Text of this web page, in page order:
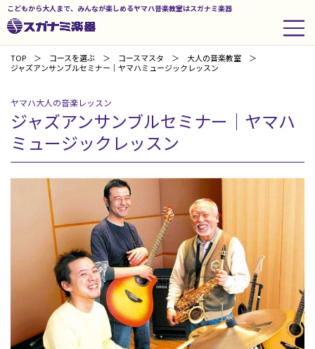
こどもから大人まで、みんなが楽しめるヤマハ音楽教室はスガナミ楽器
TOP コースを選ぶ コースマスタ
大人の音楽教室
ジャズアンサンブルセミナー｜ヤマハミュージックレッスン
ヤマハ大人の音楽レッスン
ジャズアンサンブルセミナー｜ヤマハ
ミュージックレッスン